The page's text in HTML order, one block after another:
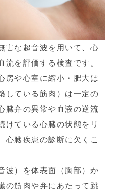
害な超音波を用いて、心
流を評価する検査です。
房や心室に縮小・肥大は
している筋肉）は一定の
臓弁の異常や血液の逆流
けている心臓の状態をリ
心臓疾患の診断に欠くこ
波）を体表面（胸部）か
の筋肉や弁にあたって跳